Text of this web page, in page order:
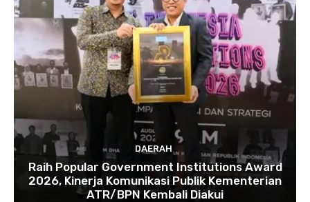
DAERAH
Raih Popular Government Institutions Award
2026, Kinerja Komunikasi Publik Kementerian
ATR/BPN Kembali Diakui